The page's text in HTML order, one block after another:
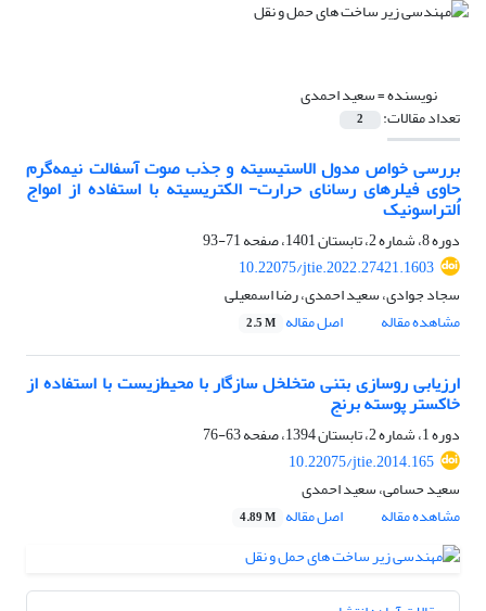
نویسنده =سعید احمدی
تعداد مقالات: 2
بررسی خواص مدول الاستیسیته و جذب صوت آسفالت نیمه‌گرم
حاوی فیلرهای رسانای حرارت- الکتریسیته با استفاده از امواج
اُلتراسونیک
دوره 8، شماره 2، تابستان 1401، صفحه
71-93
10.22075/jtie.2022.27421.1603
سجاد جوادی، سعید احمدی، رضا اسمعیلی
مشاهده مقاله
اصل مقاله 2.5 M
ارزیابی روسازی بتنی متخلخل سازگار با محیط‌زیست با استفاده از
خاکستر پوسته برنج
دوره 1، شماره 2، تابستان 1394، صفحه
63-76
10.22075/jtie.2014.165
سعید حسامی، سعید احمدی
مشاهده مقاله
اصل مقاله 4.89 M